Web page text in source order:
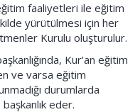
faaliyetleri ile eğitim
yürütülmesi için her
Kurulu oluşturulur.
Kur’an eğitim
ve varsa eğitim
durumlarda
eder.